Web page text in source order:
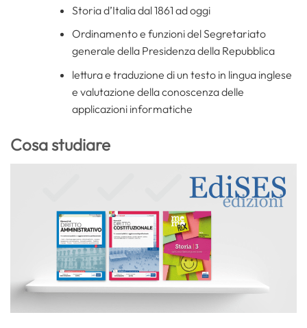
Storia d’Italia dal 1861 ad oggi
Ordinamento e funzioni del Segretariato
generale della Presidenza della Repubblica
lettura e traduzione di un testo in lingua inglese
e valutazione della conoscenza delle
applicazioni informatiche
Cosa studiare